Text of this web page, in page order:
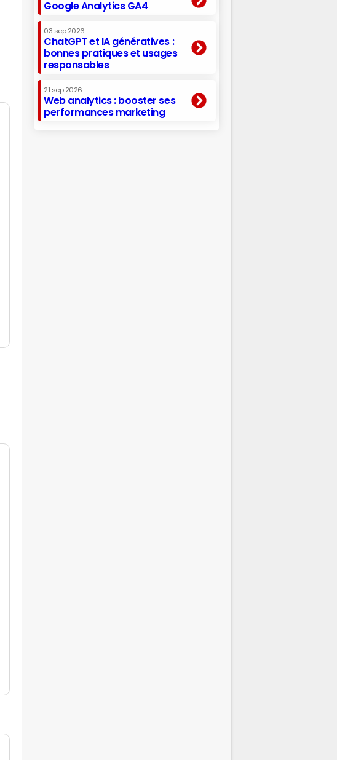
Google Analytics GA4
03 sep 2026
ChatGPT et IA génératives :
bonnes pratiques et usages
responsables
21 sep 2026
Web analytics : booster ses
performances marketing